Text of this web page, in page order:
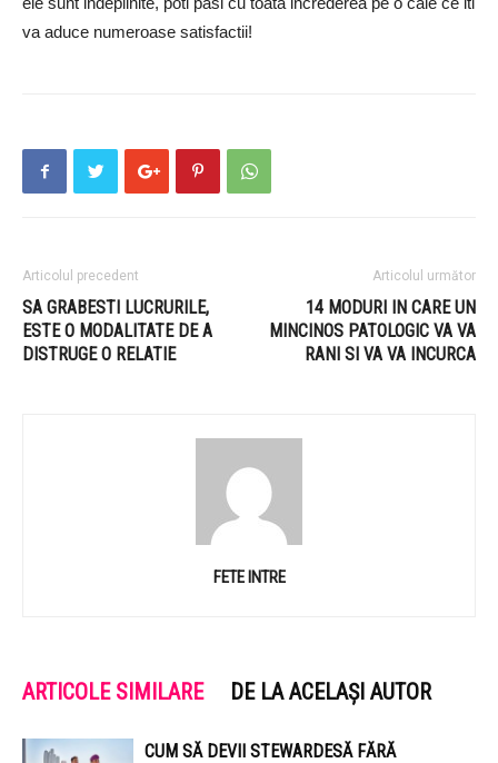
va aduce numeroase satisfactii!
Articolul precedent
SA GRABESTI LUCRURILE,
ESTE O MODALITATE DE A
DISTRUGE O RELATIE
Articolul următor
14 MODURI IN CARE UN
MINCINOS PATOLOGIC VA VA
RANI SI VA VA INCURCA
FETE INTRE
ARTICOLE SIMILARE DE LA ACELAȘI AUTOR
CUM SĂ DEVII STEWARDESĂ FĂRĂ